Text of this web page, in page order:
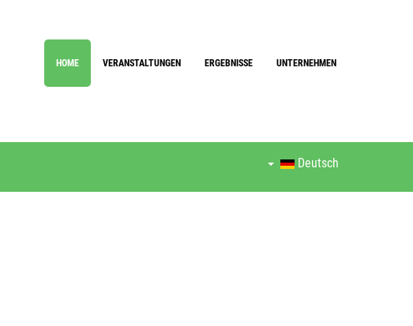
HOME VERANSTALTUNGEN ERGEBNISSE UNTERNEHMEN
Deutsch